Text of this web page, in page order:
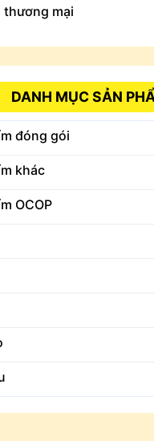
thương mại
DANH MỤC SẢN
đóng gói
khác
OCOP